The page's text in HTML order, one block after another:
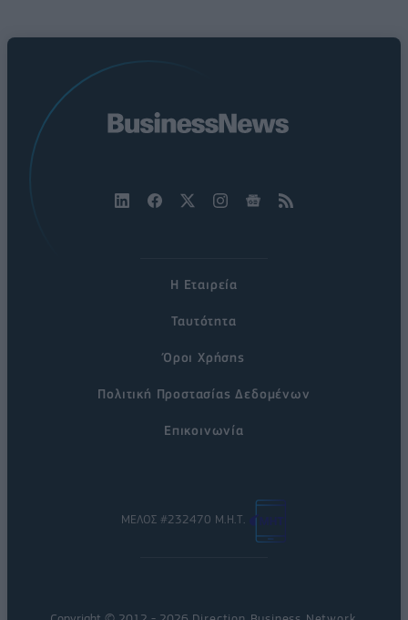
Η Εταιρεία
Ταυτότητα
Όροι Χρήσης
Πολιτική Προστασίας Δεδομένων
Επικοινωνία
ΜΕΛΟΣ #232470 Μ.Η.Τ.